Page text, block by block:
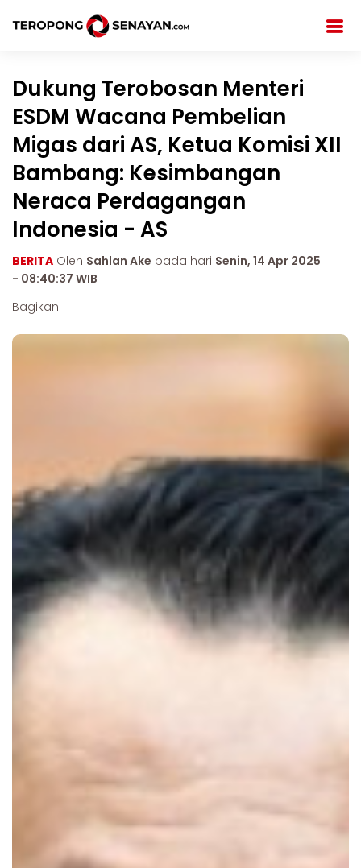
Dukung Terobosan Menteri
ESDM Wacana Pembelian
Migas dari AS, Ketua Komisi XII
Bambang: Kesimbangan
Neraca Perdagangan
Indonesia - AS
BERITA Oleh Sahlan Ake pada hari Senin, 14 Apr 2025
- 08:40:37 WIB
Bagikan: